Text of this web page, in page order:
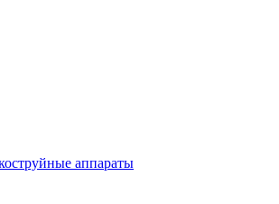
аппараты